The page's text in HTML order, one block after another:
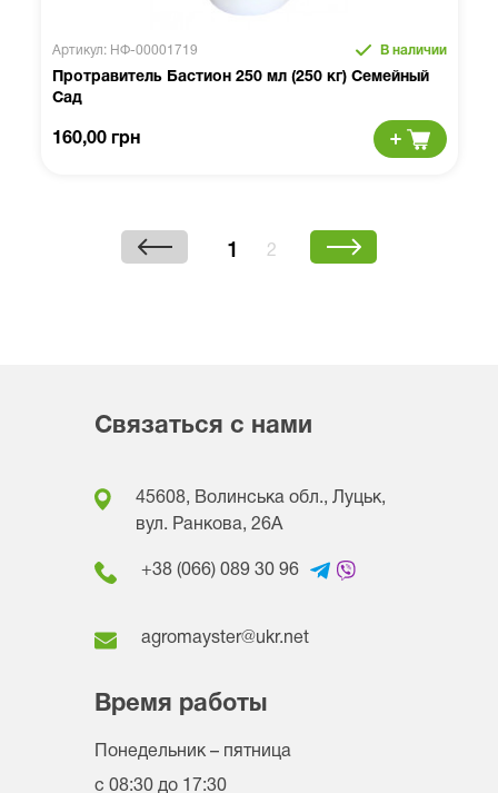
Артикул: НФ-00001719 В наличии
Протравитель Бастион 250 мл (250 кг) Семейный
Сад
160,00 грн
1 2
Связаться с нами
45608, Волинська обл., Луцьк,
вул. Ранкова, 26A
+38 (066) 089 30 96
agromayster@ukr.net
Время работы
Понедельник – пятница
с 08:30 до 17:30